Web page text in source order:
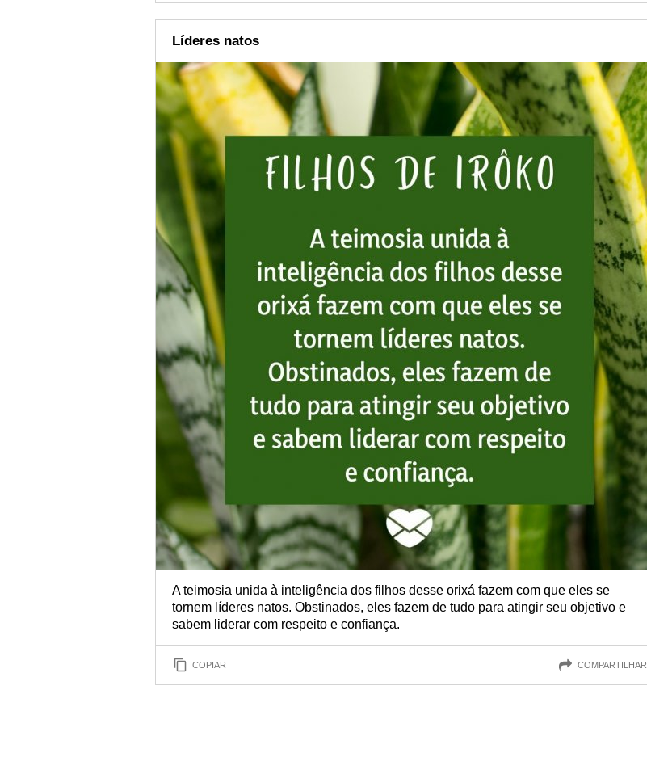
Líderes natos
A teimosia unida à inteligência dos filhos desse orixá fazem com que eles se
tornem líderes natos. Obstinados, eles fazem de tudo para atingir seu objetivo e
sabem liderar com respeito e confiança.
COPIAR COMPARTILHAR